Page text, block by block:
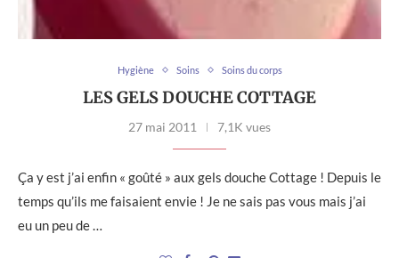
Hygiène Soins Soins du corps
LES GELS DOUCHE COTTAGE
27 mai 2011 7,1K vues
Ça y est j’ai enfin « goûté » aux gels douche Cottage ! Depuis le
temps qu’ils me faisaient envie ! Je ne sais pas vous mais j’ai
eu un peu de …